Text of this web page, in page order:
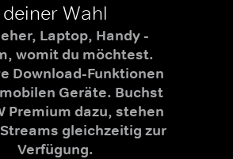
deiner Wahl
Laptop, Handy -
womit du möchtest.
Download-Funktionen
Geräte. Buchst
Premium dazu, stehen
gleichzeitig zur
Verfügung.